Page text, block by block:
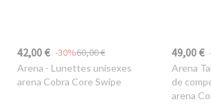
42,00 € 60,00 €
-30%
Arena - Lunettes unisexes
arena Cobra Core Swipe
49,00 €
Arena
de
arena